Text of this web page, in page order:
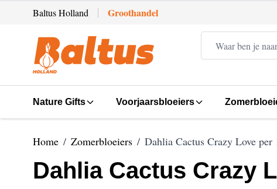
Ga direct door naar de inhoud
Baltus Holland Groothandel
Nature Gifts Voorjaarsbloeiers
Home / Zomerbloeiers / Dahlia Cactus Crazy Love per
Dahlia Cactus Crazy